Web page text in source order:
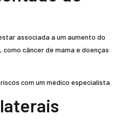
associada a um aumento do
câncer de mama e doenças
com um médico especialista.